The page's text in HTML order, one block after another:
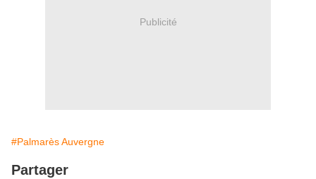
Publicité
#Palmarès Auvergne
Partager